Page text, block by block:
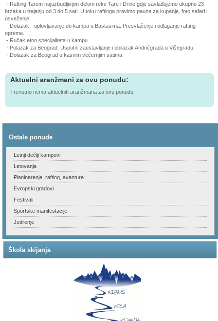
- Rafting Tarom najuzbudljivijim delom reke Tare i Drine gdje savlađujemo ukupno 23
brzaka u trajanju od 3 do 5 sati. U toku raftinga pravimo pauze za kupanje, foto safari i
osveženje.
- Dolazak - uplovljavanje do kampa u Bastasima. Presvlačenje i odlaganje rafting
opreme.
- Ručak etno specijaliteta u kampu.
- Polazak za Beograd. Usputni zaustavljanje i obilazak Andrićgrada u Višegradu.
- Dolazak za Beograd u kasnim večernjim satima.
Aktuelni aranžmani za ovu ponudu:
Trenutno nema aktuelnih aranžmana za ovu ponudu.
Ostale ponude
Letnji dečiji kampovi
Letovanja
Planinarenje, rafting, avanture...
Evropski gradovi
Festivali
Sportske manifestacije
Jedrenje
Škola skijanja